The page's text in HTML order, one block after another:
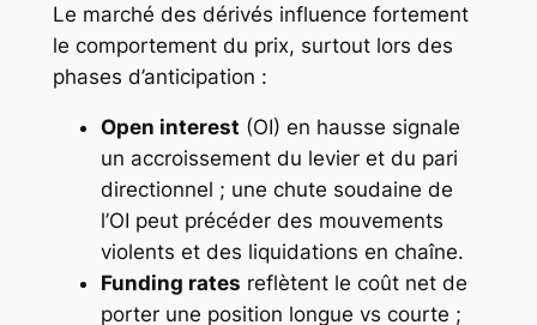
Le marché des dérivés influence fortement
le comportement du prix, surtout lors des
phases d’anticipation :
Open interest (OI) en hausse signale
un accroissement du levier et du pari
directionnel ; une chute soudaine de
l’OI peut précéder des mouvements
violents et des liquidations en chaîne.
Funding rates reflètent le coût net de
porter une position longue vs courte ;